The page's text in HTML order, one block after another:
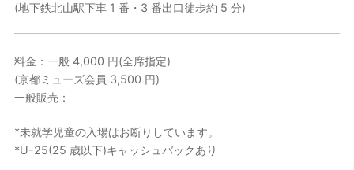
(地下鉄北山駅下車 1 番・3 番出口徒歩約 5 分)
料金：一般 4,000 円(全席指定)
(京都ミューズ会員 3,500 円)
一般販売：
*未就学児童の入場はお断りしています。
*U-25(25 歳以下)キャッシュバックあり